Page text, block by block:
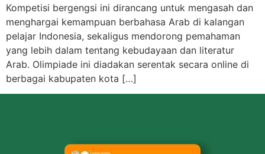
Kompetisi bergengsi ini dirancang untuk mengasah dan
menghargai kemampuan berbahasa Arab di kalangan
pelajar Indonesia, sekaligus mendorong pemahaman
yang lebih dalam tentang kebudayaan dan literatur
Arab. Olimpiade ini diadakan serentak secara online di
berbagai kabupaten kota […]